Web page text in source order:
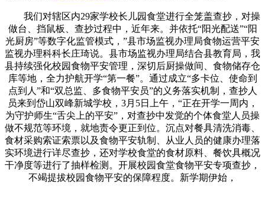
我们对辖区内29家学校长儿园食堂进行全笼盖查抄，对操
做台、挡鼠板、查抄过程中，近年来。并依托“阳光配送”“阳
光厨房”等数字化监管模式，”县市场监视办理局食物运营平安
监视办理科科长庄琦说。县市场监视办理局结合县教育局，我
县持续强化校园食物平安管理，深切后厨操做间、食物储存仓
库等地，全力护航开学“第一餐”。通过成立“多卡位、使命到
点到人”和“双总监、多食物平安员”的义务落实机制，查抄人
员来到岱山双峰新城学校，3月5日上午，“正在开学一周内，
为守护师生“舌尖上的平安”，对查抄中发觉的个体食堂人员操
做不规范等环境，就地责令更正到位。沉点对餐具清洗消毒、
食材采购索证索票以及食物平安轨制、从业人员的健康办理落
实环境进行详尽查抄，还对学校食堂的食材原料、餐饮具概况
干净度等进行了抽样检测。开展校园食堂食物平安专项查抄，
不竭提拔校园食物平安的保障程度。新学期伊始，